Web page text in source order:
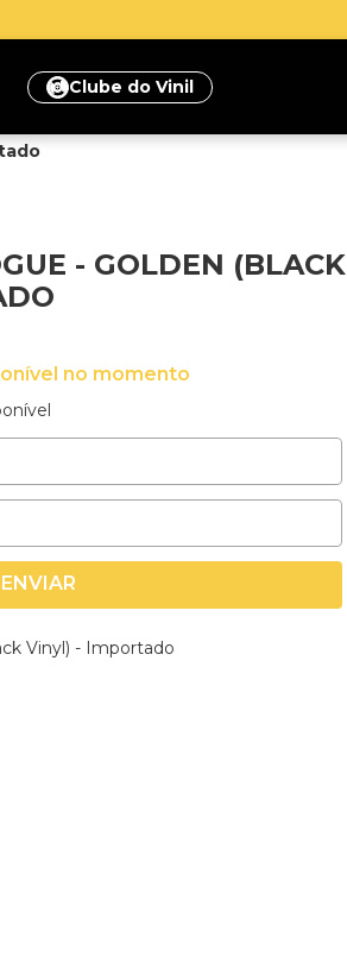
Clube do Vinil
- GOLDEN (BLACK
no momento
ENVIAR
Vinyl) - Importado